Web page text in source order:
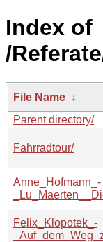
Index of
/
File Name ↓
Parent directory/
Fahrradtour/
Anne_Hofmann_-
Felix_Klopotek_-